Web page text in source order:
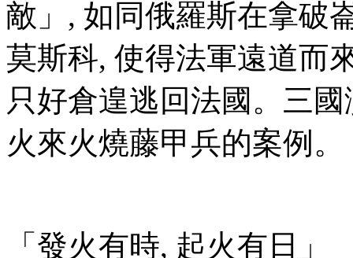
敵」, 如同俄羅斯在拿破
莫斯科, 使得法軍遠道而
只好倉遑逃回法國。三
火來火燒藤甲兵的案例。
「發火有時, 起火有日」